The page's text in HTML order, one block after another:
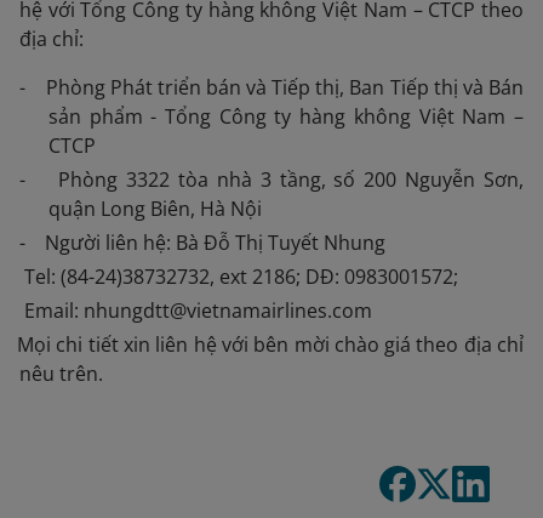
hệ với Tổng Công ty hàng không Việt Nam – CTCP theo
địa chỉ:
- Phòng Phát triển bán và Tiếp thị, Ban Tiếp thị và Bán
sản phẩm - Tổng Công ty hàng không Việt Nam –
CTCP
- Phòng 3322 tòa nhà 3 tầng, số 200 Nguyễn Sơn,
quận Long Biên, Hà Nội
- Người liên hệ: Bà Đỗ Thị Tuyết Nhung
Tel: (84-24)38732732, ext 2186; DĐ: 0983001572;
Email: nhungdtt@vietnamairlines.com
chi tiết xin liên hệ với bên mời chào giá theo địa chỉ
nêu trên.